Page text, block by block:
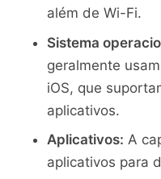
além de Wi-Fi.
Sistema
geralmente
iOS, que
aplicativos.
Aplicativos: A
aplicativos para